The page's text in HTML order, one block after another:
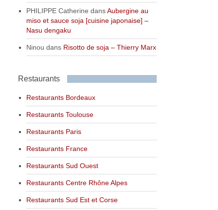
PHILIPPE Catherine dansAubergine au
miso et sauce soja [cuisine japonaise] –
Nasu dengaku
Ninou dans Risotto de soja – Thierry Marx
Restaurants
Restaurants Bordeaux
Restaurants Toulouse
Restaurants Paris
Restaurants France
Restaurants Sud Ouest
Restaurants Centre Rhône Alpes
Restaurants Sud Est et Corse